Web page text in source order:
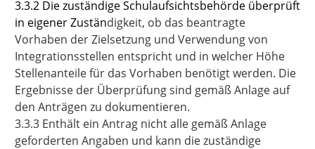
3.3.2 Die zuständige Schulaufsichtsbehörde überprüft
in eigener Zuständigkeit, ob das beantragte
Vorhaben der Zielsetzung und Verwendung von
Integrationsstellen entspricht und in welcher Höhe
Stellenanteile für das Vorhaben benötigt werden. Die
Ergebnisse der Überprüfung sind gemäß Anlage auf
den Anträgen zu dokumentieren.
3.3.3 Enthält ein Antrag nicht alle gemäß Anlage
geforderten Angaben und kann die zuständige